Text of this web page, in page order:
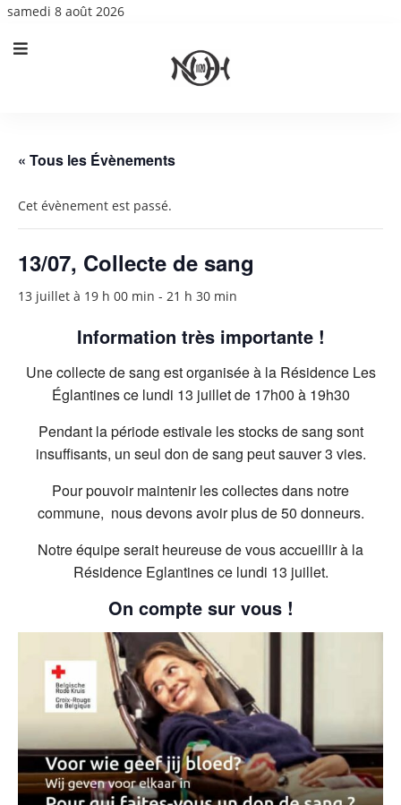
samedi 8 août 2026
« Tous les Évènements
Cet évènement est passé.
13/07, Collecte de sang
13 juillet à 19 h 00 min - 21 h 30 min
Information très importante !
Une collecte de sang est organisée à la Résidence Les
Églantines ce lundi 13 juillet de 17h00 à 19h30
Pendant la période estivale les stocks de sang sont
insuffisants, un seul don de sang peut sauver 3 vies.
Pour pouvoir maintenir les collectes dans notre
commune, nous devons avoir plus de 50 donneurs.
Notre équipe serait heureuse de vous accueillir à la
Résidence Eglantines ce lundi 13 juillet.
On compte sur vous !